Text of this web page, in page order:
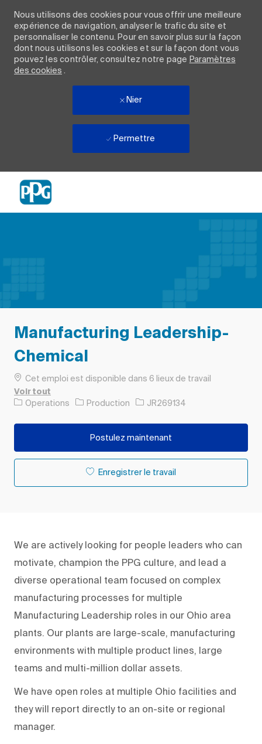
Nous utilisons des cookies pour vous offrir une meilleure
expérience de navigation, analyser le trafic du site et
personnaliser le contenu. Pour en savoir plus sur la façon
dont nous utilisons les cookies et sur la façon dont vous
pouvez les contrôler, consultez notre page Paramètres
des cookies .
Nier
Permettre
Manufacturing Leadership-
Chemical
Cet emploi est disponible dans 6 lieux de travail
Voir tout
Operations Catégorie
Production ID de l’emploi
JR269134
Postulez maintenant
Enregistrer le travail
We are actively looking for people leaders who can
motivate, champion the PPG culture, and lead a
diverse operational team focused on complex
manufacturing processes for multiple
Manufacturing Leadership roles in our Ohio area
plants. Our plants are large-scale, manufacturing
environments with multiple product lines, large
teams and multi-million dollar assets.
We have open roles at multiple Ohio facilities and
they will report directly to an on-site or regional
manager.